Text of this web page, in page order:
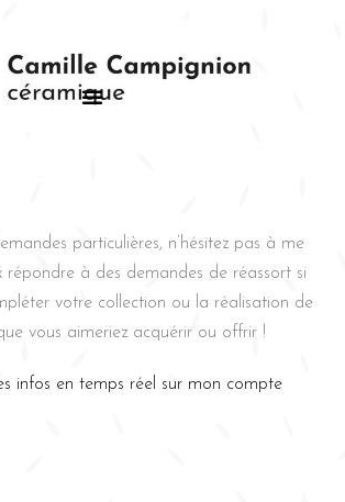
particulières, n’hésitez pas à me
répondre à des demandes de réassort si
votre collection ou la réalisation de
vous aimeriez acquérir ou offrir !
infos en temps réel sur mon compte